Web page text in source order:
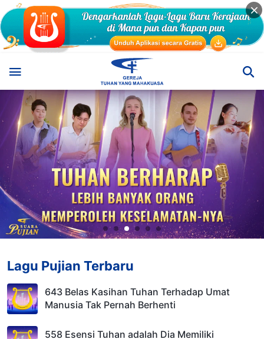
Lagu Pujian Terbaru
643 Belas Kasihan Tuhan Terhadap Umat
Manusia Tak Pernah Berhenti
558 Esensi Tuhan adalah Dia Memiliki